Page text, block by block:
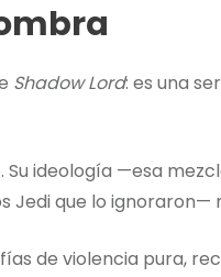
Shadow Lord: es una
ideología —esa
Jedi que lo
de violencia pura,